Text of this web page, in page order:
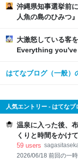
一場面を思い出し
沖縄県知事選挙前
人魚の島のひみつ
大激怒している客
Everything you've
はてなブログ（一般）
人気エントリー - はてなブ
温泉に入った後、
くりと時間をかけ
ーブの匂いと小学
と - 失われた世界
59 users
2026/06/18 前回の一